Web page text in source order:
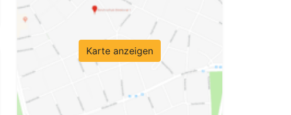
Karte anzeigen